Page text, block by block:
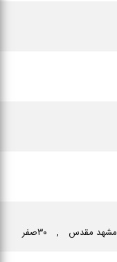
مشهد مقدس , ۳۰صفر